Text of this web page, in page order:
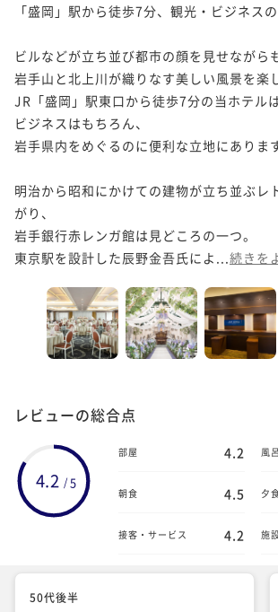
「盛岡」駅から徒歩7分、観光・ビジネス
ビルなどが立ち並び都市の顔を見せながらも
岩手山と北上川が織りなす美しい風景を楽
JR「盛岡」駅東口から徒歩7分の当ホテル
ビジネスはもちろん、
岩手県内をめぐるのに便利な立地にあります
明治から昭和にかけての建物が立ち並ぶレ
がり、
岩手銀行赤レンガ館は見どころの一つ。
東京駅を設計した辰野金吾氏によ... 続きを
レビューの総合点
4.2 /5
部屋 4.2 風呂
朝食 4.5 夕
接客・サービス 4.2 施
50代後半